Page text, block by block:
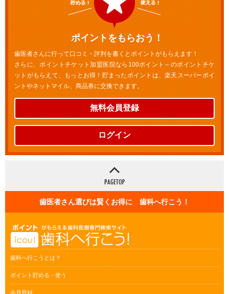
ポイントをもらおう！
歯医者さんに行って口コミ・評判を書くとポイントがもらえます！
さらに、ポイントチケット加盟医院なら100ポイント～のポイントチケ
ットがもらえて、もっとお得！貯まったポイントは、楽天スーパーポイ
ントやネットマイル、商品券に交換できます。
無料会員登録
ログイン
歯医者さん選びは賢くお得に 歯科へ行こう！
歯科へ行こうとは？
ポイント貯める・使う
会員登録